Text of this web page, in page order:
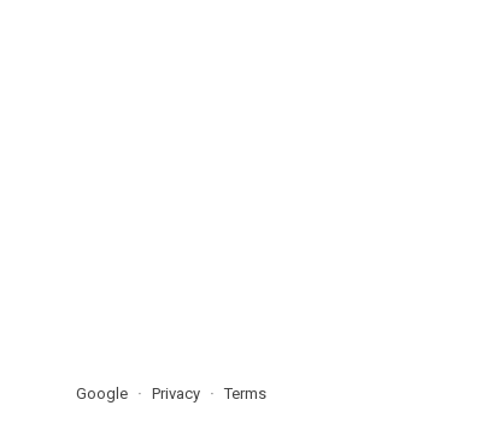
Google Privacy Terms